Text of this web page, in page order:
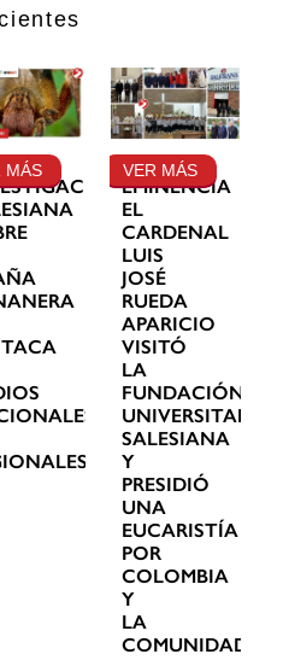
MÁS
SU
EMINENCIA
EL
CARDENAL
LUIS
JOSÉ
RUEDA
APARICIO
VISITÓ
LA
FUNDACIÓN
UNIVERSITARIA
SALESIANA
Y
PRESIDIÓ
UNA
EUCARISTÍA
POR
COLOMBIA
Y
LA
COMUNIDAD
VER MÁS